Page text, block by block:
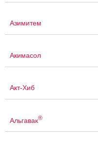
Азимитем
Акимасол
Акт-Хиб
Альгавак®